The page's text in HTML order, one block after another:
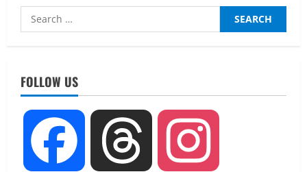
Search
for:
FOLLOW US
Facebook Threads
August 6, 2026
UTTARAKHAND NEWS
मिस उत्तराखंड 2026 के सब-कॉन्टेस्ट ‘मिस
ब्यूटीफुल आइज़’ एवं ‘मिस ब्यूटीफुल हेयर’ का